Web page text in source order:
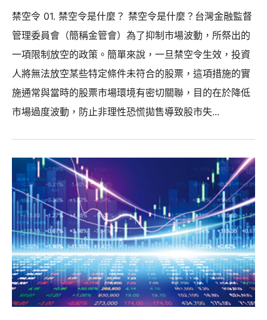
禁空令 01. 禁空令是什麼？ 禁空令是什麼？台灣金融監督
管理委員會（簡稱金管會）為了抑制市場波動，所祭出的
一項限制放空的政策。簡單來說，一旦禁空令生效，投資
人將無法放空某些特定條件未符合的股票，這項措施的實
施通常與當時的股票市場環境有密切關聯，目的在於降低
市場過度波動，防止非理性恐慌拋售導致股市失...